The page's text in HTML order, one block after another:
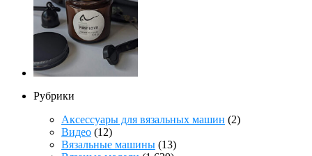
Рубрики
Аксессуары для вязальных машин (2)
Видео (12)
Вязальные машины (13)